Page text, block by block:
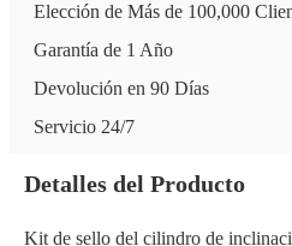
Elección de Más de 100,000
Garantía de 1 Año
Devolución en 90 Días
Servicio 24/7
Detalles del Producto
Kit de sello del cilindro de